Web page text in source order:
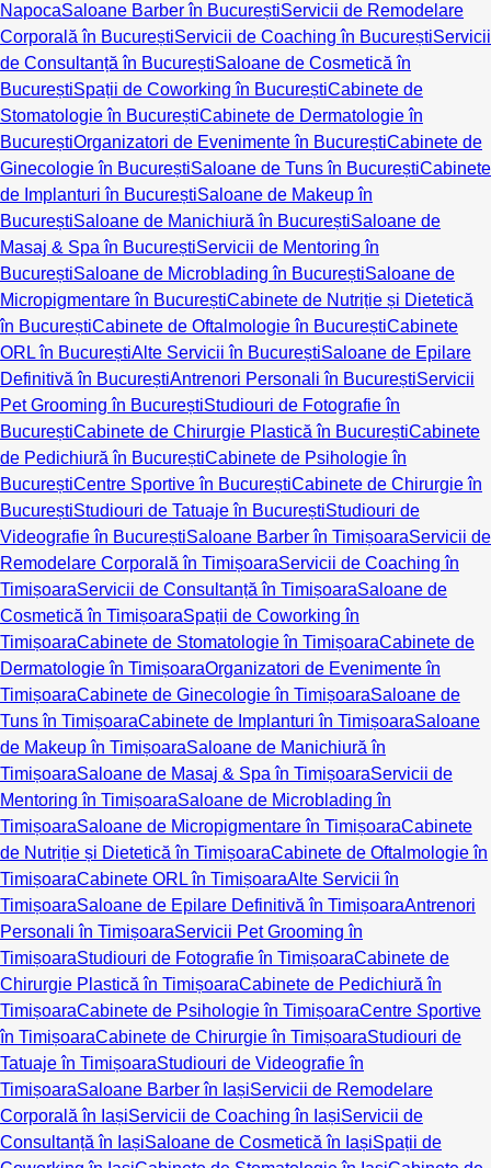
NapocaSaloane Barber în BucureștiServicii de Remodelare
Corporală în BucureștiServicii de Coaching în BucureștiServicii
de Consultanță în BucureștiSaloane de Cosmetică în
BucureștiSpații de Coworking în BucureștiCabinete de
Stomatologie în BucureștiCabinete de Dermatologie în
BucureștiOrganizatori de Evenimente în BucureștiCabinete de
Ginecologie în BucureștiSaloane de Tuns în BucureștiCabinete
de Implanturi în BucureștiSaloane de Makeup în
BucureștiSaloane de Manichiură în BucureștiSaloane de
Masaj & Spa în BucureștiServicii de Mentoring în
BucureștiSaloane de Microblading în BucureștiSaloane de
Micropigmentare în BucureștiCabinete de Nutriție și Dietetică
în BucureștiCabinete de Oftalmologie în BucureștiCabinete
ORL în BucureștiAlte Servicii în BucureștiSaloane de Epilare
Definitivă în BucureștiAntrenori Personali în BucureștiServicii
Pet Grooming în BucureștiStudiouri de Fotografie în
BucureștiCabinete de Chirurgie Plastică în BucureștiCabinete
de Pedichiură în BucureștiCabinete de Psihologie în
BucureștiCentre Sportive în BucureștiCabinete de Chirurgie în
BucureștiStudiouri de Tatuaje în BucureștiStudiouri de
Videografie în BucureștiSaloane Barber în TimișoaraServicii de
Remodelare Corporală în TimișoaraServicii de Coaching în
TimișoaraServicii de Consultanță în TimișoaraSaloane de
Cosmetică în TimișoaraSpații de Coworking în
TimișoaraCabinete de Stomatologie în TimișoaraCabinete de
Dermatologie în TimișoaraOrganizatori de Evenimente în
TimișoaraCabinete de Ginecologie în TimișoaraSaloane de
Tuns în TimișoaraCabinete de Implanturi în TimișoaraSaloane
de Makeup în TimișoaraSaloane de Manichiură în
TimișoaraSaloane de Masaj & Spa în TimișoaraServicii de
Mentoring în TimișoaraSaloane de Microblading în
TimișoaraSaloane de Micropigmentare în TimișoaraCabinete
de Nutriție și Dietetică în TimișoaraCabinete de Oftalmologie în
TimișoaraCabinete ORL în TimișoaraAlte Servicii în
TimișoaraSaloane de Epilare Definitivă în TimișoaraAntrenori
Personali în TimișoaraServicii Pet Grooming în
TimișoaraStudiouri de Fotografie în TimișoaraCabinete de
Chirurgie Plastică în TimișoaraCabinete de Pedichiură în
TimișoaraCabinete de Psihologie în TimișoaraCentre Sportive
în TimișoaraCabinete de Chirurgie în TimișoaraStudiouri de
Tatuaje în TimișoaraStudiouri de Videografie în
TimișoaraSaloane Barber în IașiServicii de Remodelare
Corporală în IașiServicii de Coaching în IașiServicii de
Consultanță în IașiSaloane de Cosmetică în IașiSpații de